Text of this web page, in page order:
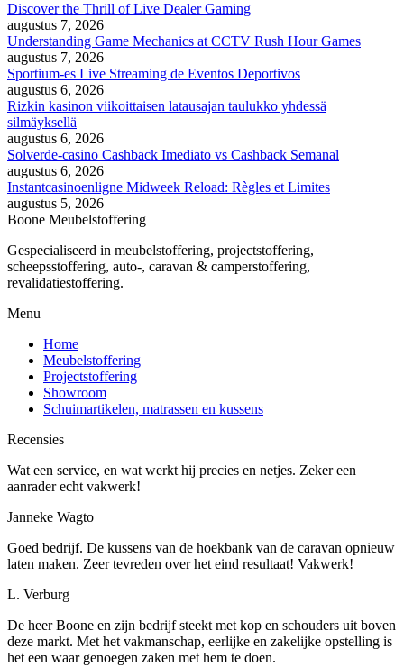
Discover the Thrill of Live Dealer Gaming
augustus 7, 2026
Understanding Game Mechanics at CCTV Rush Hour Games
augustus 7, 2026
Sportium-es Live Streaming de Eventos Deportivos
augustus 6, 2026
Rizkin kasinon viikoittaisen latausajan taulukko yhdessä
silmäyksellä
augustus 6, 2026
Solverde-casino Cashback Imediato vs Cashback Semanal
augustus 6, 2026
Instantcasinoenligne Midweek Reload: Règles et Limites
augustus 5, 2026
Boone Meubelstoffering
Gespecialiseerd in meubelstoffering, projectstoffering,
scheepsstoffering, auto-, caravan & camperstoffering,
revalidatiestoffering.
Menu
Home
Meubelstoffering
Projectstoffering
Showroom
Schuimartikelen, matrassen en kussens
Recensies
Wat een service, en wat werkt hij precies en netjes. Zeker een
aanrader echt vakwerk!
Janneke Wagto
Goed bedrijf. De kussens van de hoekbank van de caravan opnieuw
laten maken. Zeer tevreden over het eind resultaat! Vakwerk!
L. Verburg
De heer Boone en zijn bedrijf steekt met kop en schouders uit boven
deze markt. Met het vakmanschap, eerlijke en zakelijke opstelling is
het een waar genoegen zaken met hem te doen.